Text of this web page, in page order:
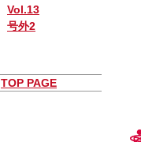
Vol.13
号外2
TOP PAGE